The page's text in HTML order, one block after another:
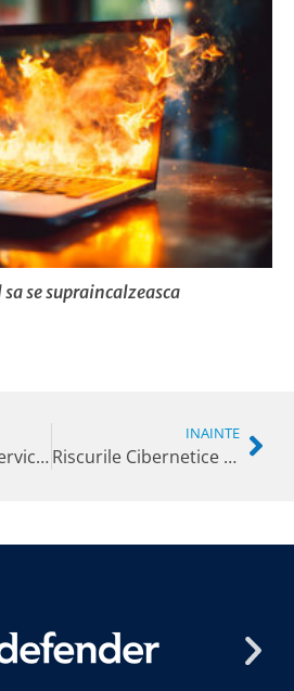
se supraincalzeasca
Hardware ca si serviciu
INAINTE
Riscurile Cibernetice și Soluțiile Pentru Firmele IT din România